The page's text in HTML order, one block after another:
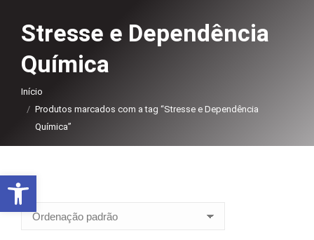
Stresse e Dependência
Química
Você está aqui:
Início
Produtos marcados com a tag “Stresse e Dependência
Química”
Abrir a barra de ferramentas